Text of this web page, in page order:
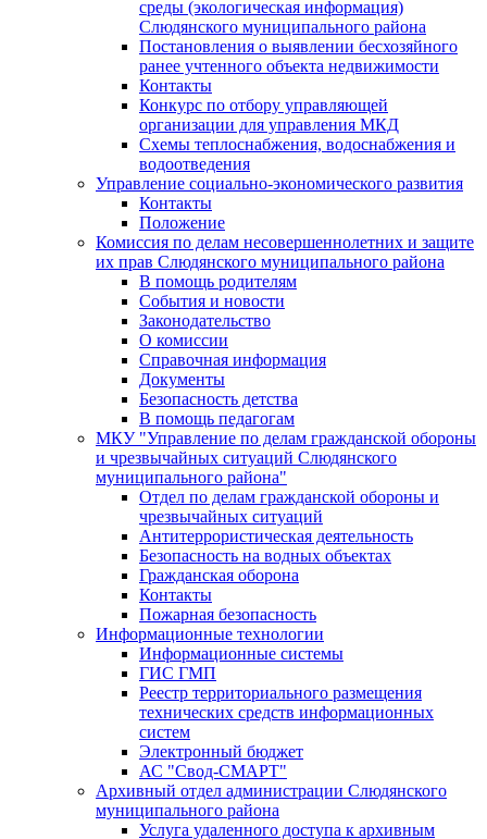
среды (экологическая информация)
Слюдянского муниципального района
Постановления о выявлении бесхозяйного
ранее учтенного объекта недвижимости
Контакты
Конкурс по отбору управляющей
организации для управления МКД
Схемы теплоснабжения, водоснабжения и
водоотведения
Управление социально-экономического развития
Контакты
Положение
Комиссия по делам несовершеннолетних и защите
их прав Слюдянского муниципального района
В помощь родителям
События и новости
Законодательство
О комиссии
Справочная информация
Документы
Безопасность детства
В помощь педагогам
МКУ "Управление по делам гражданской обороны
и чрезвычайных ситуаций Слюдянского
муниципального района"
Отдел по делам гражданской обороны и
чрезвычайных ситуаций
Антитеррористическая деятельность
Безопасность на водных объектах
Гражданская оборона
Контакты
Пожарная безопасность
Информационные технологии
Информационные системы
ГИС ГМП
Реестр территориального размещения
технических средств информационных
систем
Электронный бюджет
АС "Свод-СМАРТ"
Архивный отдел администрации Слюдянского
муниципального района
Услуга удаленного доступа к архивным